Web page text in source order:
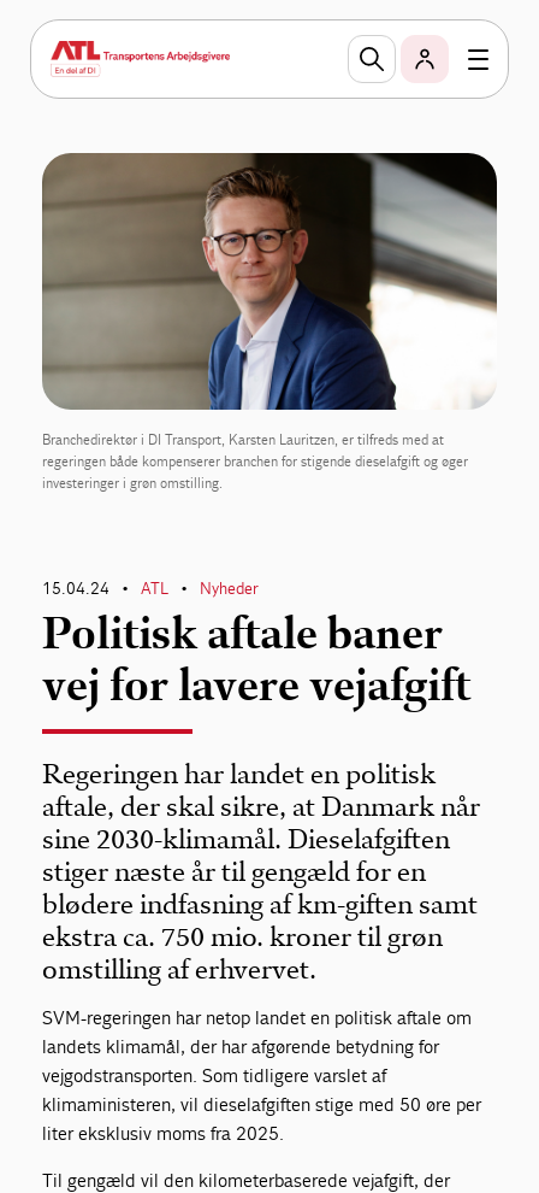
Branchedirektør i DI Transport, Karsten Lauritzen, er tilfreds med at
regeringen både kompenserer branchen for stigende dieselafgift og øger
investeringer i grøn omstilling.
15.04.24 • ATL • Nyheder
Politisk aftale baner
vej for lavere vejafgift
Regeringen har landet en politisk
aftale, der skal sikre, at Danmark når
sine 2030-klimamål. Dieselafgiften
stiger næste år til gengæld for en
blødere indfasning af km-giften samt
ekstra ca. 750 mio. kroner til grøn
omstilling af erhvervet.
SVM-regeringen har netop landet en politisk aftale om
landets klimamål, der har afgørende betydning for
vejgodstransporten. Som tidligere varslet af
klimaministeren, vil dieselafgiften stige med 50 øre per
liter eksklusiv moms fra 2025.
Til gengæld vil den kilometerbaserede vejafgift, der